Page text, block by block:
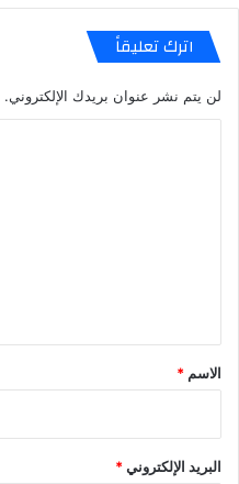
اترك تعليقاً
لن يتم نشر عنوان بريدك الإلكتروني.
*
الاسم *
البريد الإلكتروني*